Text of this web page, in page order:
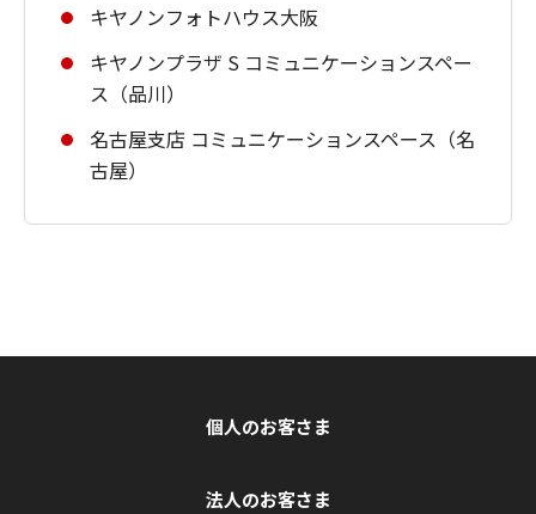
キヤノンフォトハウス大阪
キヤノンプラザ S コミュニケーションスペー
ス（品川）
名古屋支店 コミュニケーションスペース（名
古屋）
個人のお客さま
法人のお客さま